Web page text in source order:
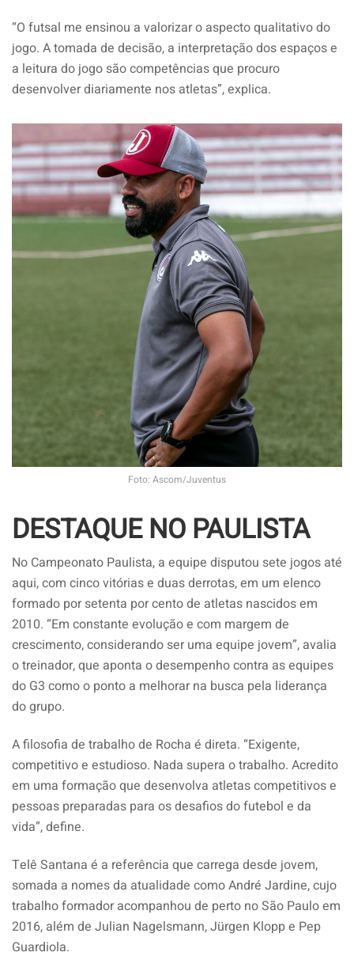
“O futsal me ensinou a valorizar o aspecto qualitativo do
jogo. A tomada de decisão, a interpretação dos espaços e
a leitura do jogo são competências que procuro
desenvolver diariamente nos atletas”, explica.
Foto: Ascom/Juventus
DESTAQUE NO PAULISTA
No Campeonato Paulista, a equipe disputou sete jogos até
aqui, com cinco vitórias e duas derrotas, em um elenco
formado por setenta por cento de atletas nascidos em
2010. “Em constante evolução e com margem de
crescimento, considerando ser uma equipe jovem”, avalia
o treinador, que aponta o desempenho contra as equipes
do G3 como o ponto a melhorar na busca pela liderança
do grupo.
A filosofia de trabalho de Rocha é direta. “Exigente,
competitivo e estudioso. Nada supera o trabalho. Acredito
em uma formação que desenvolva atletas competitivos e
pessoas preparadas para os desafios do futebol e da
vida”, define.
Telê Santana é a referência que carrega desde jovem,
somada a nomes da atualidade como André Jardine, cujo
trabalho formador acompanhou de perto no São Paulo em
2016, além de Julian Nagelsmann, Jürgen Klopp e Pep
Guardiola.